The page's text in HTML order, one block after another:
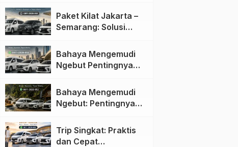
Nyaman dan Fleksibel
Paket Kilat Jakarta –
Semarang: Solusi
Efisien
Bahaya Mengemudi
Ngebut Pentingnya
raya
Bahaya Mengemudi
Ngebut: Pentingnya
Trip Singkat: Praktis
dan Cepat